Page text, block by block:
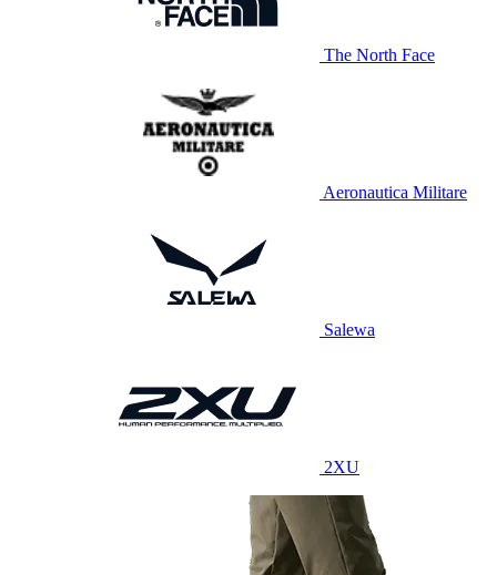
The North Face
Aeronautica Militare
Salewa
2XU